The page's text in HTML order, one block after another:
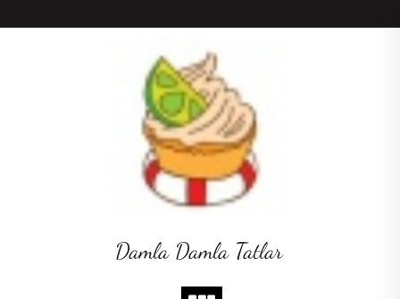
to
Damla Damla Tatlar